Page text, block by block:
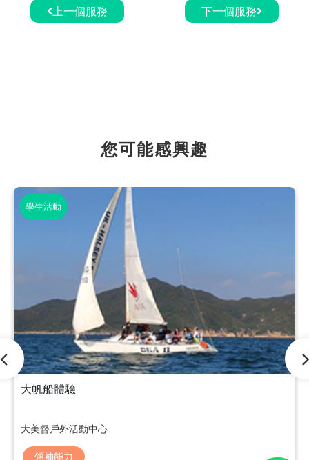
上一個服務 下一個服務
您可能感興趣
學生活動
大帆船體驗
大美督戶外活動中心
領袖能力